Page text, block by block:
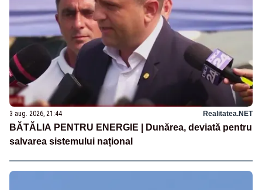
3 aug. 2026, 21:44 Realitatea.NET
BĂTĂLIA PENTRU ENERGIE | Dunărea, deviată pentru
salvarea sistemului național